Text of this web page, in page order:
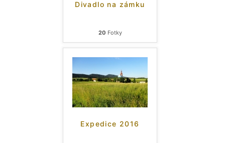
Divadlo na zámku
20 Fotky
Expedice 2016